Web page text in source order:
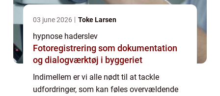
03 june 2026 Toke Larsen
hypnose haderslev
Fotoregistrering som dokumentation
og dialogværktøj i byggeriet
Indimellem er vi alle nødt til at tackle
udfordringer, som kan føles overvældende